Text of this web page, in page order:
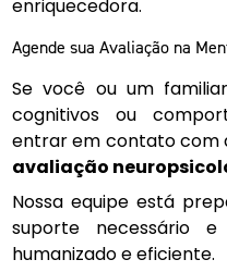
enriquecedora.
Agende sua Avaliação na
Se você ou um
cognitivos ou
entrar em contato com
avaliação
Nossa equipe está
suporte necessário
humanizado e eficiente.